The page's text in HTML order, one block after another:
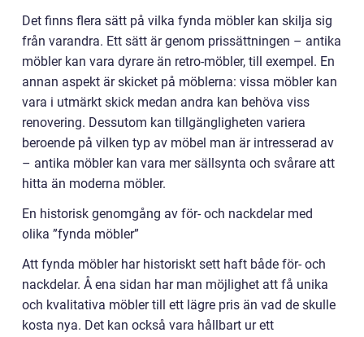
Det finns flera sätt på vilka fynda möbler kan skilja sig
från varandra. Ett sätt är genom prissättningen – antika
möbler kan vara dyrare än retro-möbler, till exempel. En
annan aspekt är skicket på möblerna: vissa möbler kan
vara i utmärkt skick medan andra kan behöva viss
renovering. Dessutom kan tillgängligheten variera
beroende på vilken typ av möbel man är intresserad av
– antika möbler kan vara mer sällsynta och svårare att
hitta än moderna möbler.
En historisk genomgång av för- och nackdelar med
olika ”fynda möbler”
Att fynda möbler har historiskt sett haft både för- och
nackdelar. Å ena sidan har man möjlighet att få unika
och kvalitativa möbler till ett lägre pris än vad de skulle
kosta nya. Det kan också vara hållbart ur ett